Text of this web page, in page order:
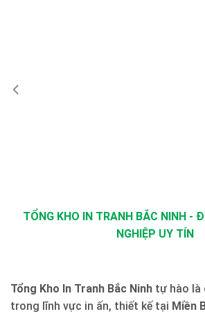
TỔNG KHO IN TRANH BẮC NINH -
NGHIỆP UY TÍN
Tổng Kho In Tranh Bắc Ninh tự hào là
trong lĩnh vực in ấn, thiết kế tại Miền